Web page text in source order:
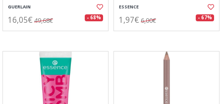
GUERLAIN
16,05€ 49,68€ - 68%
ESSENCE
1,97€ 6,00€ - 67%